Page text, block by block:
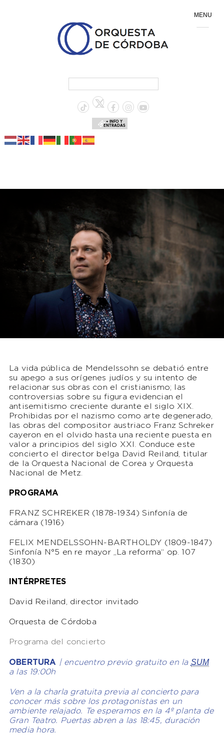
+ INFO Y
ENTRADAS
La vida pública de Mendelssohn se debatió entre
su apego a sus orígenes judíos y su intento de
relacionar sus obras con el cristianismo; las
controversias sobre su figura evidencian el
antisemitismo creciente durante el siglo XIX.
Prohibidas por el nazismo como arte degenerado,
las obras del compositor austriaco Franz Schreker
cayeron en el olvido hasta una reciente puesta en
valor a principios del siglo XXI. Conduce este
concierto el director belga David Reiland, titular
de la Orquesta Nacional de Corea y Orquesta
Nacional de Metz.
PROGRAMA
FRANZ SCHREKER (1878-1934) Sinfonía de
cámara (1916)
FELIX MENDELSSOHN-BARTHOLDY (1809-1847)
Sinfonía N°5 en re mayor „La reforma“ op. 107
(1830)
INTÉRPRETES
David Reiland, director invitado
Orquesta de Córdoba
Programa del concierto
OBERTURA | encuentro previo gratuito en la SUM
a las 19:00h
Ven a la charla gratuita previa al concierto para
conocer más sobre los protagonistas en un
ambiente relajado. Te esperamos en la 4º planta de
Gran Teatro. Puertas abren a las 18:45, duración
media hora.
MENU